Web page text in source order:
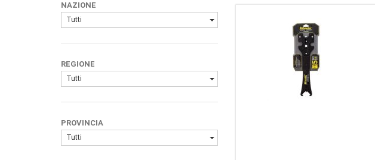
NAZIONE
Tutti
REGIONE
Tutti
PROVINCIA
Tutti